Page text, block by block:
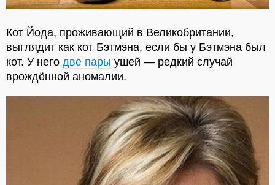
Кот Йода, проживающий в Великобритании,
выглядит как кот Бэтмэна, если бы у Бэтмэна был
кот. У него две пары ушей — редкий случай
врождённой аномалии.